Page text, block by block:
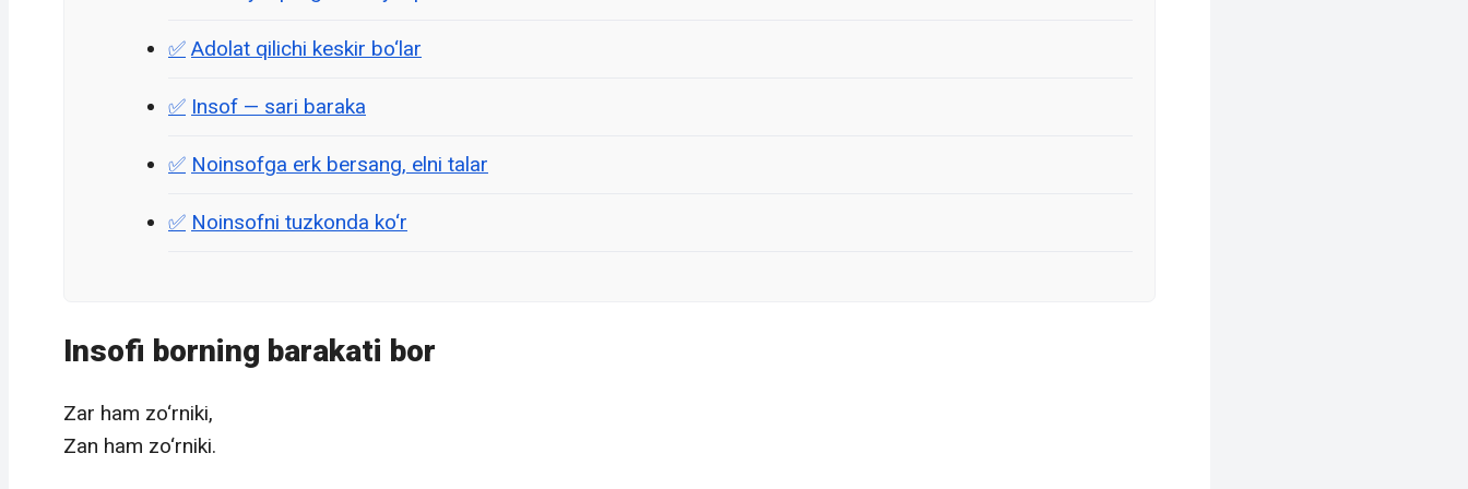
Adolat qilichi keskir bo‘lar
Insof — sari baraka
Noinsofga erk bersang, elni talar
Noinsofni tuzkonda ko‘r
Insofi borning barakati bor
Zar ham zo‘rniki,
Zan ham zo‘rniki.